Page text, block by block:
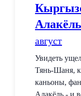
Алакёль
август
Увидеть
Тянь-Шаня,
каньоны,